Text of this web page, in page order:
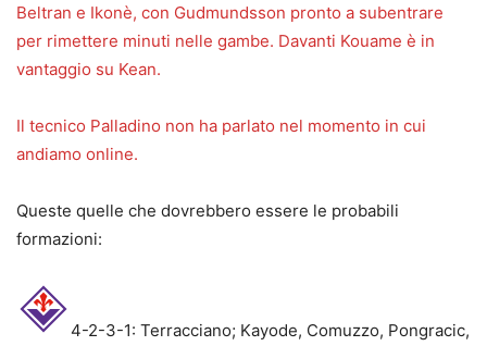
Beltran e Ikonè, con Gudmundsson pronto a subentrare
per rimettere minuti nelle gambe. Davanti Kouame è in
vantaggio su Kean.
Il tecnico Palladino non ha parlato nel momento in cui
andiamo online.
Queste quelle che dovrebbero essere le probabili
formazioni:
4-2-3-1: Terracciano; Kayode, Comuzzo, Pongracic,